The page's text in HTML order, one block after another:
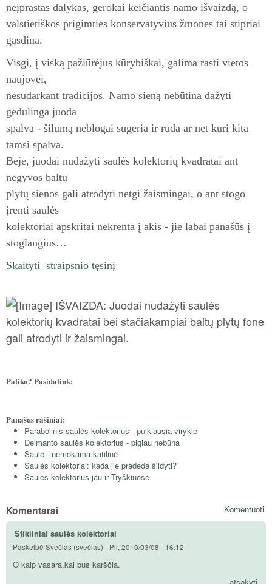
neįprastas dalykas, gerokai keičiantis namo išvaizdą, o
valstietiškos prigimties konservatyvius žmones tai stipriai
gąsdina.
Visgi, į viską pažiūrėjus kūrybiškai, galima rasti vietos
naujovei,
nesudarkant tradicijos. Namo sieną nebūtina dažyti
gedulinga juoda
spalva - šilumą neblogai sugeria ir ruda ar net kuri kita
tamsi spalva.
Beje, juodai nudažyti saulės kolektorių kvadratai ant
negyvos baltų
plytų sienos gali atrodyti netgi žaismingai, o ant stogo
įrenti saulės
kolektoriai apskritai nekrenta į akis - jie labai panašūs į
stoglangius…
Skaityti straipsnio tęsinį
IŠVAIZDA: Juodai nudažyti saulės
kolektorių kvadratai bei stačiakampiai baltų plytų fone
gali atrodyti ir žaismingai.
Patiko? Pasidalink:
Panašūs rašiniai:
Parabolinis saulės kolektorius - puikiausia viryklė
Deimanto saulės kolektorius - pigiau nebūna
Saulė - nemokama katilinė
Saulės kolektoriai: kada jie pradeda šildyti?
Saulės kolektorius jau ir Tryškiuose
Komentuoti
Komentarai
Stikliniai saulės kolektoriai
Paskelbė Svečias (svečias) - Pir, 2010/03/08 - 16:12
O kaip vasarą,kai bus karščia.